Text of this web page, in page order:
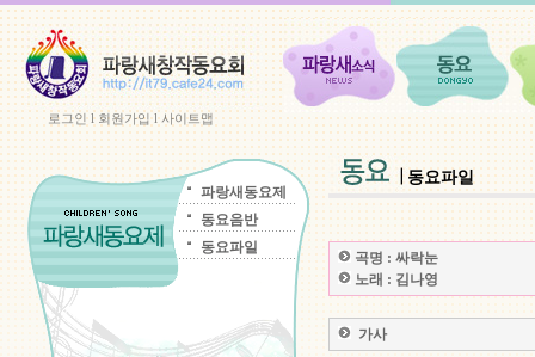
로그인l 회원가입l사이트맵
파랑새동요제
동요음반
동요파일
동요파일
곡명 : 싸락눈
노래 : 김나영
가사